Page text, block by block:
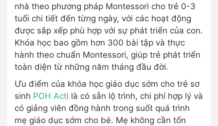
nhà theo phương pháp Montessori cho trẻ 0-3
tuổi chi tiết đến từng ngày, với các hoạt động
được sắp xếp phù hợp với sự phát triển của con.
Khóa học bao gồm hơn 300 bài tập và thực
hành theo chuẩn Montessori, giúp trẻ phát triển
toàn diện từ những năm tháng đầu đời.
Ưu điểm của khóa học giáo dục sớm cho trẻ sơ
sinh POH Acti là có sẵn lộ trình, chi phí hợp lý và
có giảng viên đồng hành trong suốt quá trình
mẹ giáo dục sớm cho bé. Mẹ không cần tốn